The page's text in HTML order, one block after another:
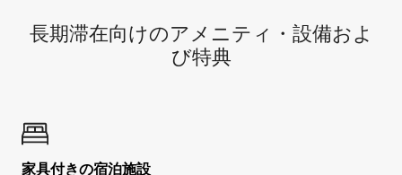
長期滞在向け⁠のア⁠メ⁠ニ⁠テ⁠ィ⁠・設⁠備⁠およ
び特⁠典
家具付き⁠の宿⁠泊⁠施⁠設